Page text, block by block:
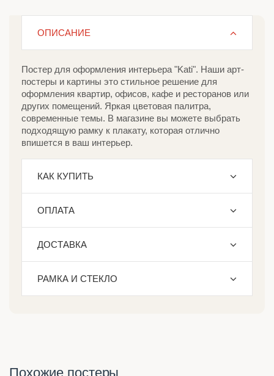
ОПИСАНИЕ
Постер для оформления интерьера "Kati". Наши арт-
постеры и картины это стильное решение для
оформления квартир, офисов, кафе и ресторанов или
других помещений. Яркая цветовая палитра,
современные темы. В магазине вы можете выбрать
подходящую рамку к плакату, которая отлично
впишется в ваш интерьер.
КАК КУПИТЬ
ОПЛАТА
ДОСТАВКА
РАМКА И СТЕКЛО
Похожие постеры